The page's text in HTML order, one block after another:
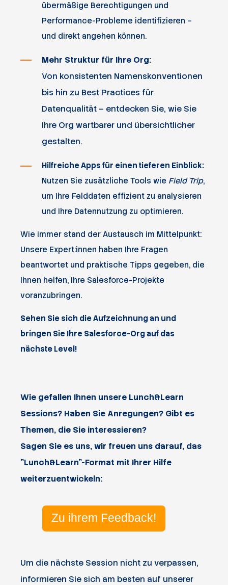
übermäßige Berechtigungen und
Performance-Probleme identifizieren –
und direkt angehen können.
Mehr Struktur für Ihre Org:
Von konsistenten Namenskonventionen
bis hin zu Best Practices für
Datenqualität – entdecken Sie, wie Sie
Ihre Org wartbarer und übersichtlicher
gestalten.
Hilfreiche Apps für einen tieferen Einblick:
Nutzen Sie zusätzliche Tools wie Field Trip,
um Ihre Felddaten effizient zu analysieren
und Ihre Datennutzung zu optimieren.
Wie immer stand der Austausch im Mittelpunkt:
Unsere Expert:innen haben Ihre Fragen
beantwortet und praktische Tipps gegeben, die
Ihnen helfen, Ihre Salesforce-Projekte
voranzubringen.
Sehen Sie sich die Aufzeichnung an und
bringen Sie Ihre Salesforce-Org auf das
nächste Level!
Wie gefallen Ihnen unsere Lunch&Learn
Sessions? Haben Sie Anregungen? Gibt es
Themen, die Sie interessieren?
Sagen Sie es uns, wir freuen uns darauf, das
"Lunch&Learn"-Format mit Ihrer Hilfe
weiterzuentwickeln:
Zu ihrem Feedback!
Um die nächste Session nicht zu verpassen,
informieren Sie sich am besten auf unserer